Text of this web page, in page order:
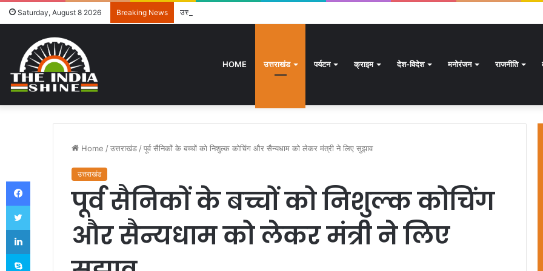
Saturday, August 8 2026 Breaking News उत्तराखंड में विशेष गहन पुनरीक्षण अभियान जारी, 24.30 लाख में से 20.27 लाख मतदाताओं तक पहुंचे नोटिस: सीईओ
HOME उत्तराखंड पर्यटन क्राइम देश-विदेश मनोरंजन राजनीति
Home /उत्तराखंड /पूर्व सैनिकों के बच्चों को निशुल्क कोचिंग और सैन्यधाम को लेकर मंत्री ने लिए सुझाव
उत्तराखंड
पूर्व सैनिकों के बच्चों को निशुल्क कोचिंग
और सैन्यधाम को लेकर मंत्री ने लिए